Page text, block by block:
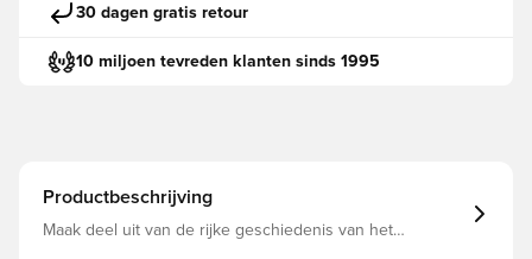
30 dagen gratis retour
10 miljoen tevreden klanten sinds 1995
Productbeschrijving
Maak deel uit van de rijke geschiedenis van het